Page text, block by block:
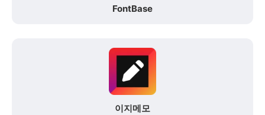
FontBase
이지메모